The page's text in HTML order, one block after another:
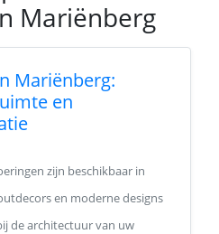
Mariënberg
Mariënberg:
en
zijn beschikbaar in
en moderne designs
de architectuur van uw